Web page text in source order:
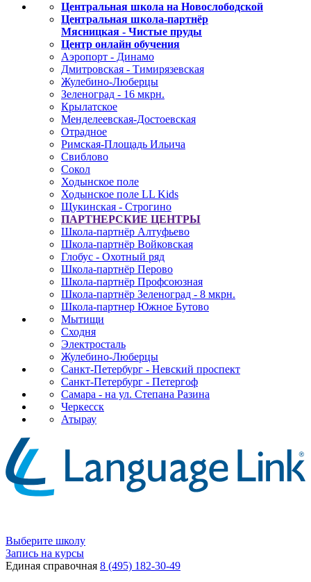
Центральная школа на Новослободской
Центральная школа-партнёр
Мясницкая - Чистые пруды
Центр онлайн обучения
Аэропорт - Динамо
Дмитровская - Тимирязевская
Жулебино-Люберцы
Зеленоград - 16 мкрн.
Крылатское
Менделеевская-Достоевская
Отрадное
Римская-Площадь Ильича
Свиблово
Сокол
Ходынское поле
Ходынское поле LL Kids
Щукинская - Строгино
ПАРТНЕРСКИЕ ЦЕНТРЫ
Школа-партнёр Алтуфьево
Школа-партнёр Войковская
Глобус - Охотный ряд
Школа-партнёр Перово
Школа-партнёр Профсоюзная
Школа-партнёр Зеленоград - 8 мкрн.
Школа-партнер Южное Бутово
Мытищи
Сходня
Электросталь
Жулебино-Люберцы
Санкт-Петербург - Невский проспект
Санкт-Петербург - Петергоф
Самара - на ул. Степана Разина
Черкесск
Атырау
Выберите школу
Запись на курсы
Единая справочная 8 (495) 182-30-49